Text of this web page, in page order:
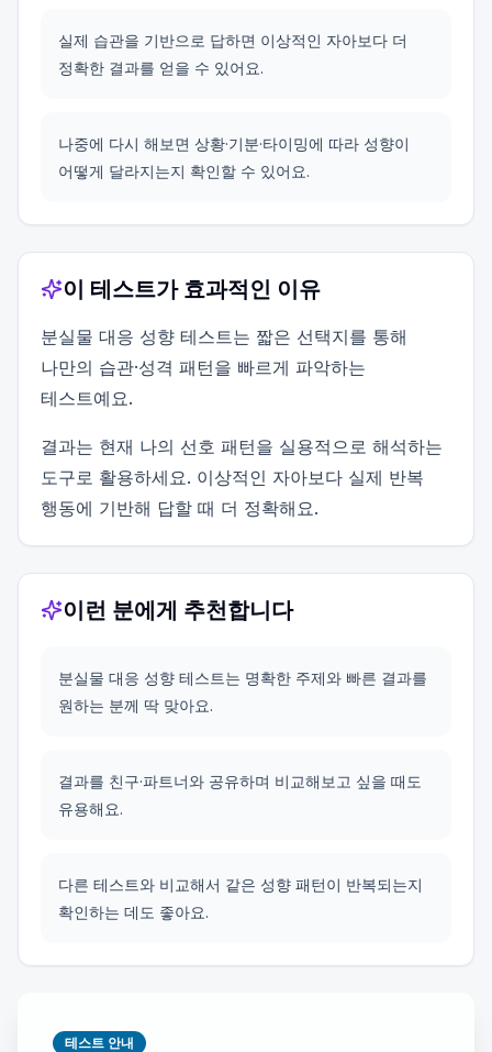
실제 습관을 기반으로 답하면 이상적인 자아보다 더
정확한 결과를 얻을 수 있어요.
나중에 다시 해보면 상황·기분·타이밍에 따라 성향이
어떻게 달라지는지 확인할 수 있어요.
이 테스트가 효과적인 이유
분실물 대응 성향 테스트는 짧은 선택지를 통해
나만의 습관·성격 패턴을 빠르게 파악하는
테스트예요.
결과는 현재 나의 선호 패턴을 실용적으로 해석하는
도구로 활용하세요. 이상적인 자아보다 실제 반복
행동에 기반해 답할 때 더 정확해요.
이런 분에게 추천합니다
분실물 대응 성향 테스트는 명확한 주제와 빠른 결과를
원하는 분께 딱 맞아요.
결과를 친구·파트너와 공유하며 비교해보고 싶을 때도
유용해요.
다른 테스트와 비교해서 같은 성향 패턴이 반복되는지
확인하는 데도 좋아요.
테스트 안내